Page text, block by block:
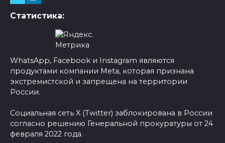
Статистика:
WhatsApp, Facebook и Instagram являются
продуктами компании Meta, которая признана
экстремистской и запрещена на территории
России.
Социальная сеть X (Twitter) заблокирована в России
согласно решению Генеральной прокуратуры от 24
февраля 2022 года.